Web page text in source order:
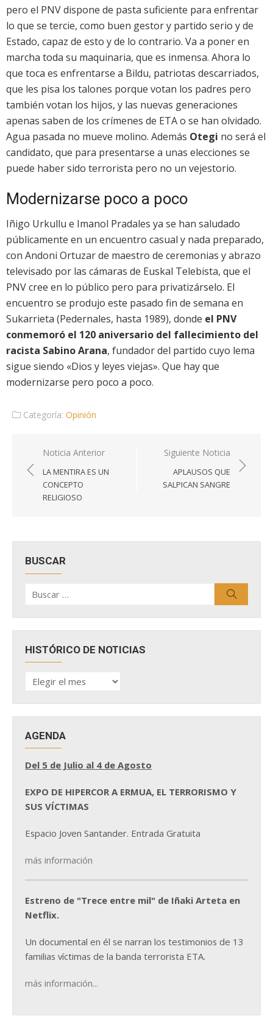
pero el PNV dispone de pasta suficiente para enfrentar
lo que se tercie, como buen gestor y partido serio y de
Estado, capaz de esto y de lo contrario. Va a poner en
marcha toda su maquinaria, que es inmensa. Ahora lo
que toca es enfrentarse a Bildu, patriotas descarriados,
que les pisa los talones porque votan los padres pero
también votan los hijos, y las nuevas generaciones
apenas saben de los crímenes de ETA o se han olvidado.
Agua pasada no mueve molino. Además Otegi no será el
candidato, que para presentarse a unas elecciones se
puede haber sido terrorista pero no un vejestorio.
Modernizarse poco a poco
Iñigo Urkullu e Imanol Pradales ya se han saludado
públicamente en un encuentro casual y nada preparado,
con Andoni Ortuzar de maestro de ceremonias y abrazo
televisado por las cámaras de Euskal Telebista, que el
PNV cree en lo público pero para privatizárselo. El
encuentro se produjo este pasado fin de semana en
Sukarrieta (Pedernales, hasta 1989), donde el PNV
conmemoró el 120 aniversario del fallecimiento del
racista Sabino Arana, fundador del partido cuyo lema
sigue siendo «Dios y leyes viejas». Que hay que
modernizarse pero poco a poco.
Categoría: Opinión
Navegación
de
entradas
Noticia Anterior
LA MENTIRA ES UN
CONCEPTO
RELIGIOSO
Siguiente Noticia
APLAUSOS QUE
SALPICAN SANGRE
BUSCAR
por:
HISTÓRICO DE NOTICIAS
HISTÓRICO
DE
AGENDA
Del 5 de Julio al 4 de Agosto
EXPO DE HIPERCOR A ERMUA, EL TERRORISMO Y
SUS VÍCTIMAS
Espacio Joven Santander. Entrada Gratuita
más información
Estreno de "Trece entre mil" de Iñaki Arteta en
Netflix.
Un documental en él se narran los testimonios de 13
familias víctimas de la banda terrorista ETA.
más información...